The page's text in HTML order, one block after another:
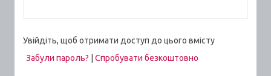
Увійдіть, щоб отримати доступ до цього вмісту
Забули пароль?
Спробувати безкоштовно